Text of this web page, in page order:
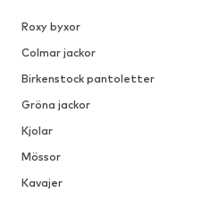
Roxy byxor
Colmar jackor
Birkenstock pantoletter
Gröna jackor
Kjolar
Mössor
Kavajer